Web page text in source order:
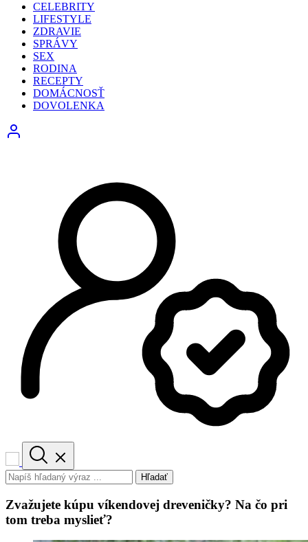
CELEBRITY
LIFESTYLE
ZDRAVIE
SPRÁVY
SEX
RODINA
RECEPTY
DOMÁCNOSŤ
DOVOLENKA
Hľadať
Zvažujete kúpu víkendovej dreveničky? Na čo pri
tom treba myslieť?